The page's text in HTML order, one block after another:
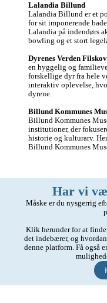
Lalandia Billund
Lalandia Billund er et
for sit imponerende
Lalandia på indendørs
bowling og et stort
Dyrenes Verden
en hyggelig og
forskellige dyr fra hele
interaktiv oplevelse,
dyrene.
Billund Kommunes
Billund Kommunes
institutioner, der
historie og kulturarv.
Har vi
Måske er du nysgerrig
Klik herunder for at
det indebærer, og
denne platform. Få også